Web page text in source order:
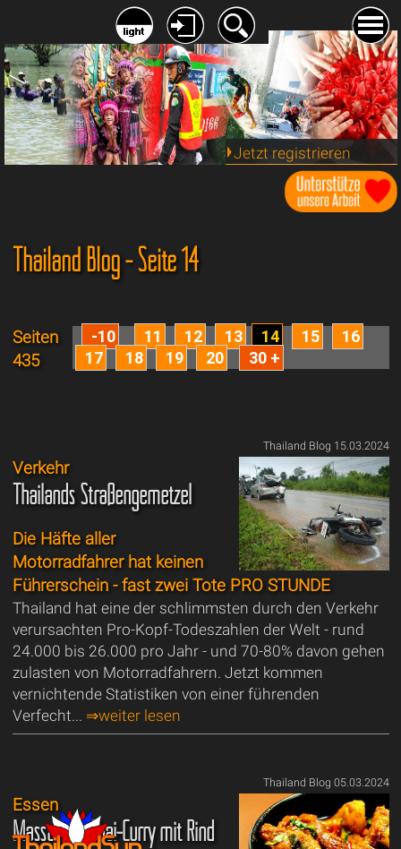
Jetzt registrieren
Thailand Blog - Seite 14
Seiten
435
-10 11 12 13 14 15
16
17
18 19 20 30 +
Thailand Blog 15.03.2024
Verkehr
Thailands Straßengemetzel
Die Häfte aller
Motorradfahrer hat keinen
Führerschein - fast zwei Tote PRO STUNDE
Thailand hat eine der schlimmsten durch den Verkehr
verursachten Pro-Kopf-Todeszahlen der Welt - rund
24.000 bis 26.000 pro Jahr - und 70-80% davon gehen
zulasten von Motorradfahrern. Jetzt kommen
vernichtende Statistiken von einer führenden
Verfecht... ⇒weiter lesen
Thailand Blog 05.03.2024
Essen
Massaman Thai-Curry mit Rind